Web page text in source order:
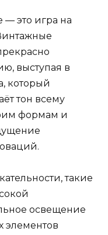
— это игра на
выступая в
который
тон всему
формам и
такие
освещение
элементов